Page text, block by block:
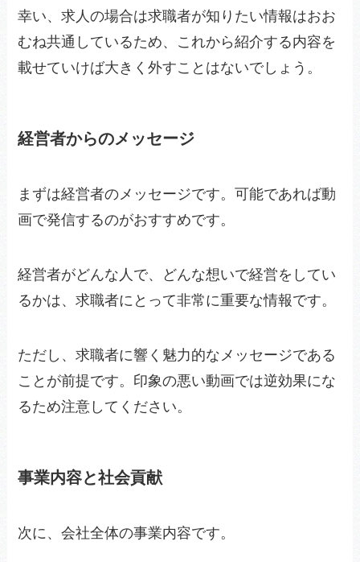
幸い、求人の場合は求職者が知りたい情報はおお
むね共通しているため、これから紹介する内容を
載せていけば大きく外すことはないでしょう。
経営者からのメッセージ
まずは経営者のメッセージです。可能であれば動
画で発信するのがおすすめです。
経営者がどんな人で、どんな想いで経営をしてい
るかは、求職者にとって非常に重要な情報です。
ただし、求職者に響く魅力的なメッセージである
ことが前提です。印象の悪い動画では逆効果にな
るため注意してください。
事業内容と社会貢献
次に、会社全体の事業内容です。